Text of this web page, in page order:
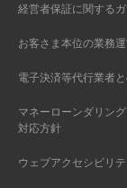
経営者保証に関する
お客さま本位の業務
電子決済等代行業者
マネーローンダリン
対応方針
ウェブアクセシビリ